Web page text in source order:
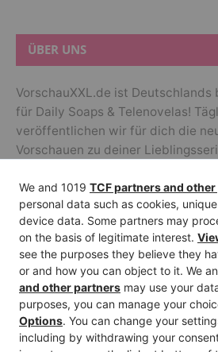
ÜBER UNS
VorschauXXL.de ist Deutschlands
für Daily Soaps & Telenovelas!
veröffentlichen wir für dich die
Vorschauen zu deiner
jede Menge Hintergrundinfos zu
ALLE SERIEN
GZSZ
Alles was zählt
Unter Uns